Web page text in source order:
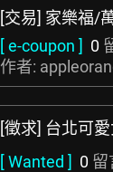
[交易] 家樂福/
[ e-coupon ] 0
作者:
[徵求] 台北可
[ Wanted ] 0 留